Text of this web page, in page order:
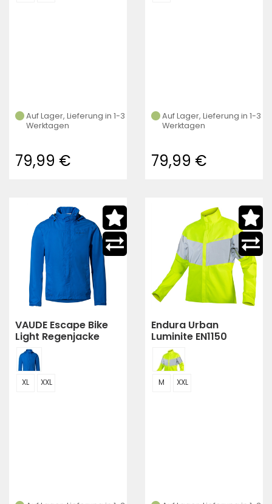
Auf Lager, Lieferung in 1-3
Werktagen
79,99 €
Auf Lager, Lieferung in 1-3
Werktagen
79,99 €
VAUDE Escape Bike
Light Regenjacke
Herren signal b
XL XXL
Endura Urban
Luminite EN1150
Wasserdichte Jacke
Herren
M XXL